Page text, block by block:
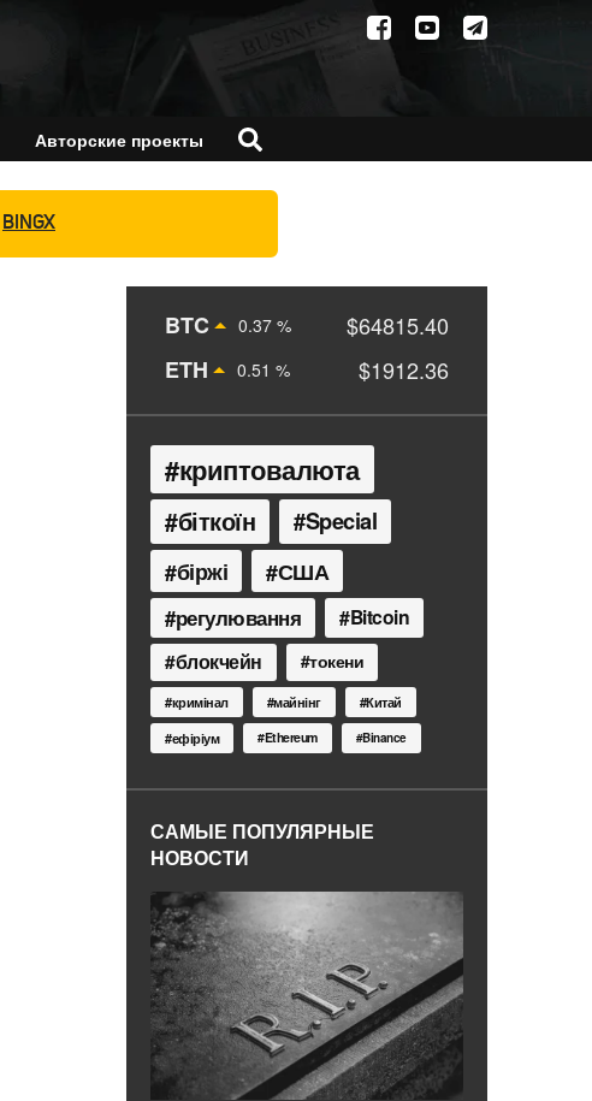
Авторские проекты
BINGX
BTC 0.37 %
$64815.40
ETH
0.51 % $1912.36
криптовалюта
біткоїн Special
біржі США
регулювання Bitcoin
блокчейн токени
кримінал майнінг
Китай
ефіріум
Ethereum Binance
САМЫЕ ПОПУЛЯРНЫЕ
НОВОСТИ